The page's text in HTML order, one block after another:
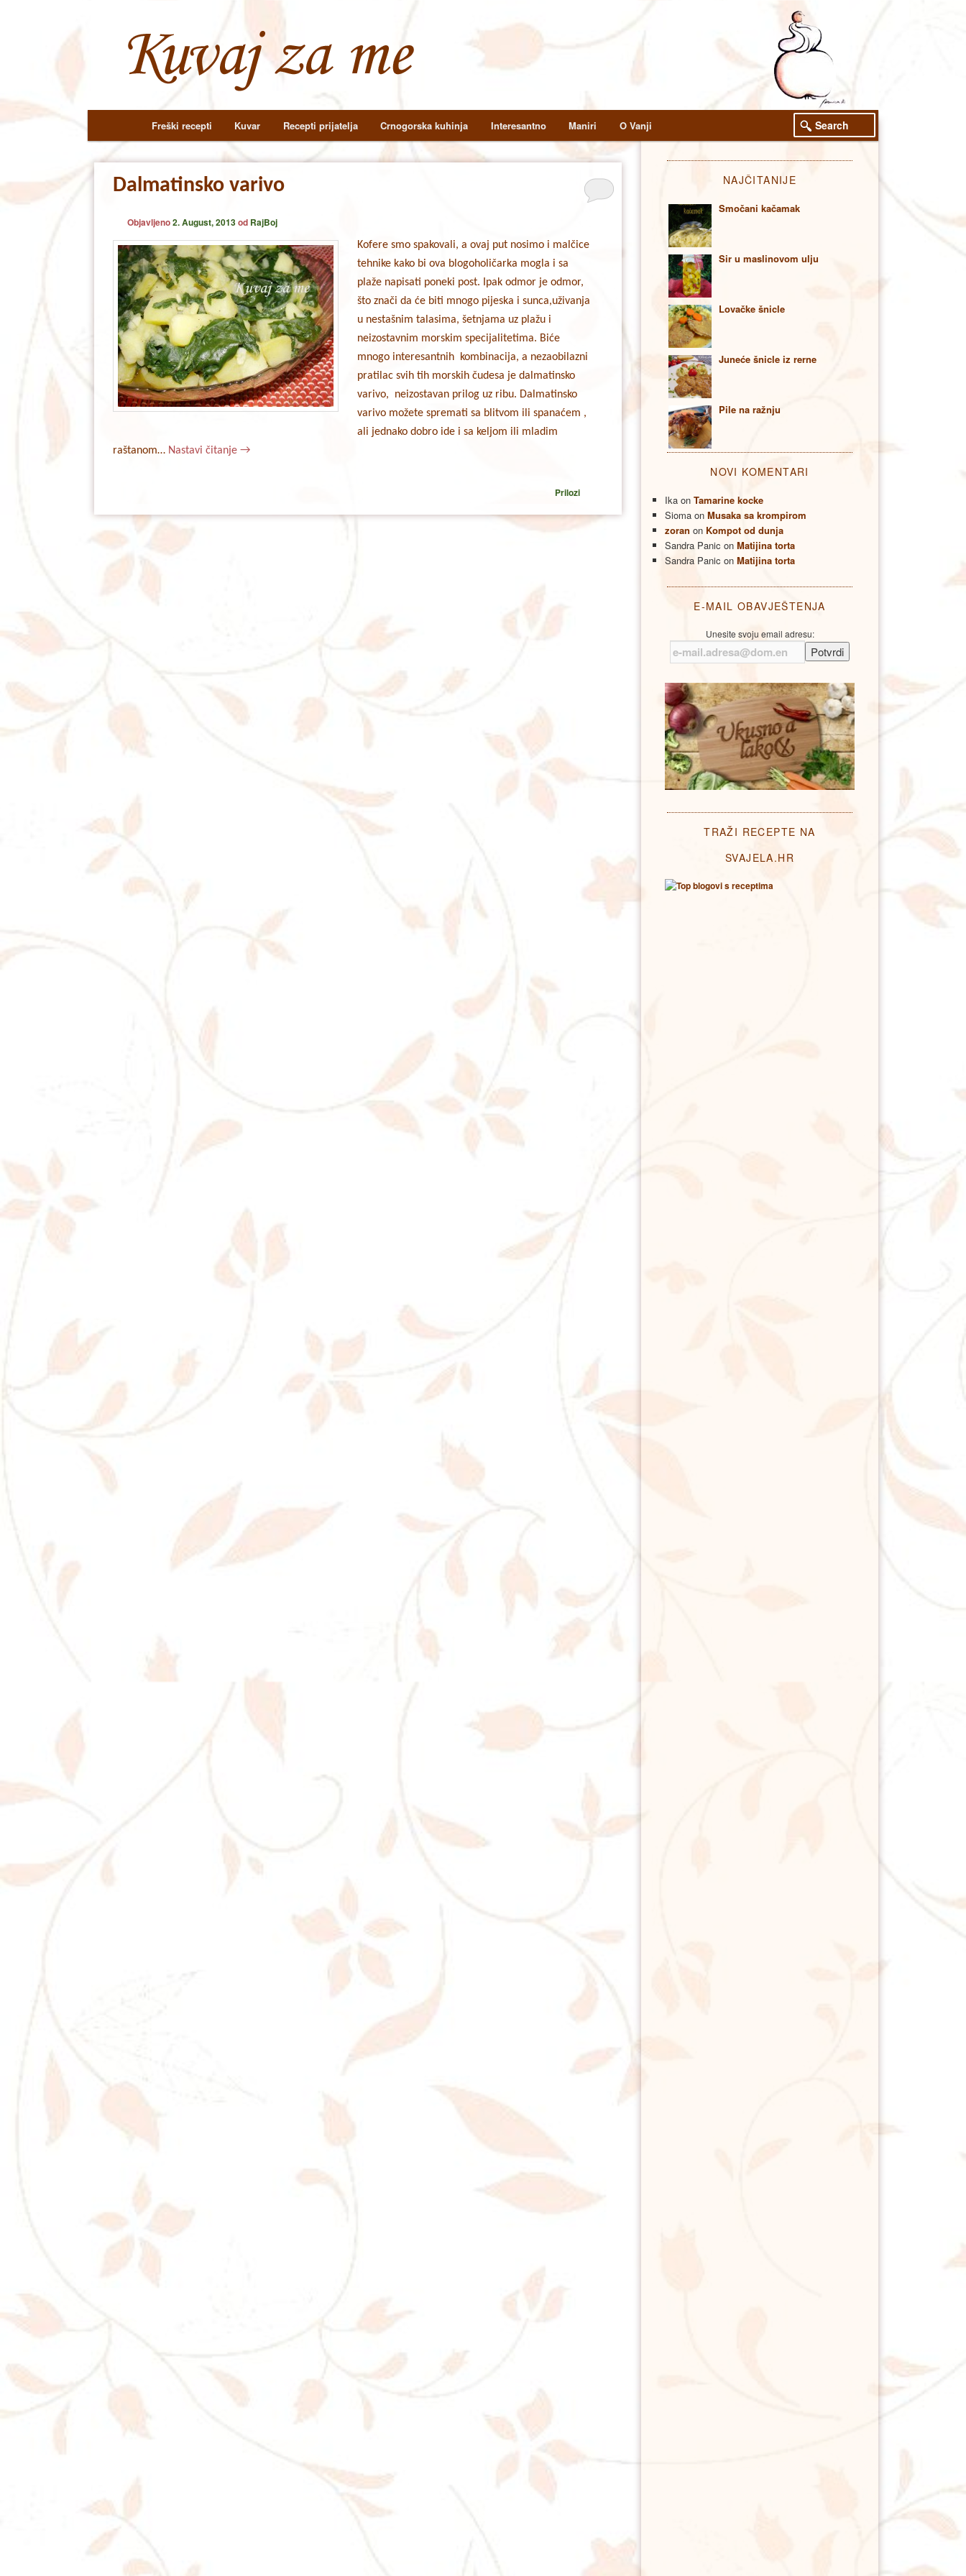
Skip
to
Skip
to
Freški recepti Kuvar Recepti prijatelja Crnogorska kuhinja Interesantno Maniri O Vanji Search
Dalmatinsko varivo
Objavljeno2. August, 2013od RajBoj
Kofere smo spakovali, a ovaj put nosimo i malčice
tehnike kako bi ova blogoholičarka mogla i sa
plaže napisati poneki post. Ipak odmor je odmor,
što znači da će biti mnogo pijeska i sunca,uživanja
u nestašnim talasima, šetnjama uz plažu i
neizostavnim morskim specijalitetima. Biće
mnogo interesantnih kombinacija, a nezaobilazni
pratilac svih tih morskih čudesa je dalmatinsko
varivo, neizostavan prilog uz ribu. Dalmatinsko
varivo možete spremati sa blitvom ili spanaćem ,
ali jednako dobro ide i sa keljom ili mladim
raštanom… Nastavi čitanje →
Prilozi
NAJČITANIJE
Smočani kačamak
Sir u maslinovom ulju
Lovačke šnicle
Juneće šnicle iz rerne
Pile na ražnju
NOVI KOMENTARI
Ika on Tamarine kocke
Sioma on Musaka sa krompirom
zoran on Kompot od dunja
Sandra Panic on Matijina torta
Sandra Panic on Matijina torta
E-MAIL OBAVJEŠTENJA
Unesite svoju email adresu:
TRAŽI RECEPTE NA
SVAJELA.HR